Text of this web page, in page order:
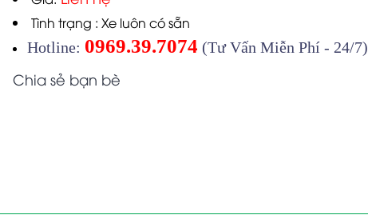
Tình trạng : Xe luôn có sẵn
Hotline: 0969.39.7074 (Tư Vấn Miễn Phí - 24/7)
Chia sẻ bạn bè